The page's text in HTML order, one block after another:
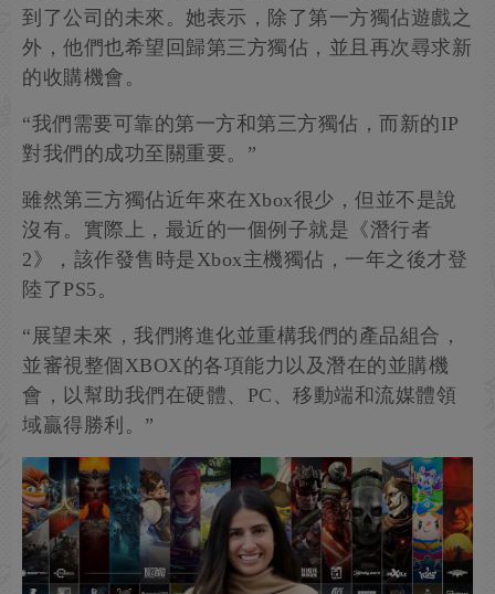
到了公司的未來。她表示，除了第一方獨佔遊戲之
外，他們也希望回歸第三方獨佔，並且再次尋求新
的收購機會。
“我們需要可靠的第一方和第三方獨佔，而新的IP
對我們的成功至關重要。”
雖然第三方獨佔近年來在Xbox很少，但並不是說
沒有。實際上，最近的一個例子就是《潛行者
2》，該作發售時是Xbox主機獨佔，一年之後才登
陸了PS5。
“展望未來，我們將進化並重構我們的產品組合，
並審視整個XBOX的各項能力以及潛在的並購機
會，以幫助我們在硬體、PC、移動端和流媒體領
域贏得勝利。”